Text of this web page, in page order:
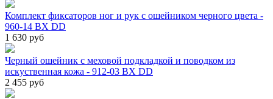
Комплект фиксаторов ног и рук с ошейником черного цвета -
960-14 BX DD
1 630 руб
Черный ошейник с меховой подкладкой и поводком из
искуственная кожа - 912-03 BX DD
2 455 руб